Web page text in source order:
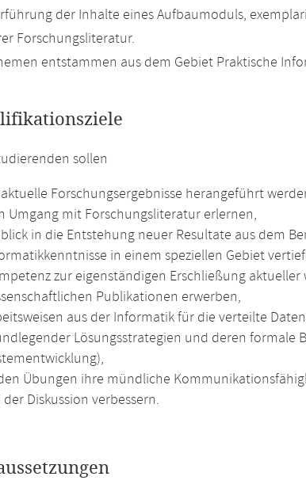
der Inhalte eines Aufbaumoduls,
Forschungsliteratur.
entstammen aus dem Gebiet Praktische
sollen
Forschungsergebnisse herangeführt
Umgang mit Forschungsliteratur erlernen,
in die Entstehung neuer Resultate aus dem
in einem speziellen Gebiet
zur eigenständigen Erschließung
Publikationen erwerben,
aus der Informatik für die verteilte
Lösungsstrategien und deren formale
Übungen ihre mündliche
der Diskussion verbessern.